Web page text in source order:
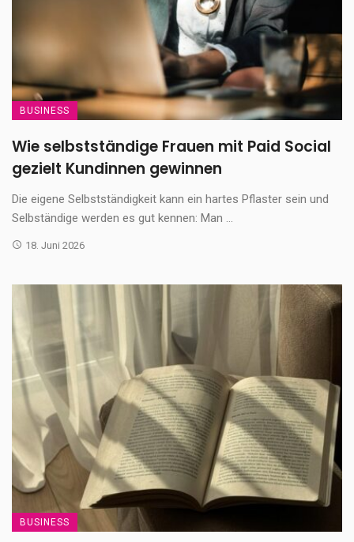
BUSINESS
Wie selbstständige Frauen mit Paid Social
gezielt Kundinnen gewinnen
Die eigene Selbstständigkeit kann ein hartes Pflaster sein und
Selbständige werden es gut kennen: Man ...
18. Juni 2026
BUSINESS